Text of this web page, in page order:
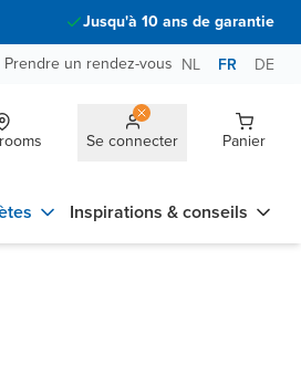
Jusqu'à 10 ans de garantie
Prendre un rendez-vous NL FR DE
Se connecter Panier
Inspirations & conseils